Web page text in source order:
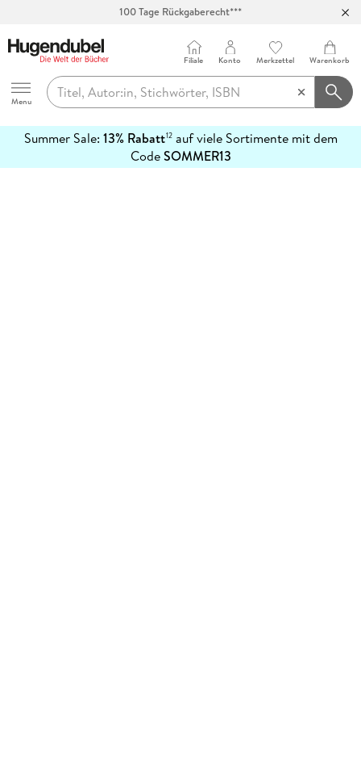
100 Tage Rückgaberecht***
Hugendubel
Menu
Filiale Konto Merkzettel Warenkorb
Summer Sale: 13% Rabatt12auf viele Sortimente mit dem
CodeSOMMER13
erfahren